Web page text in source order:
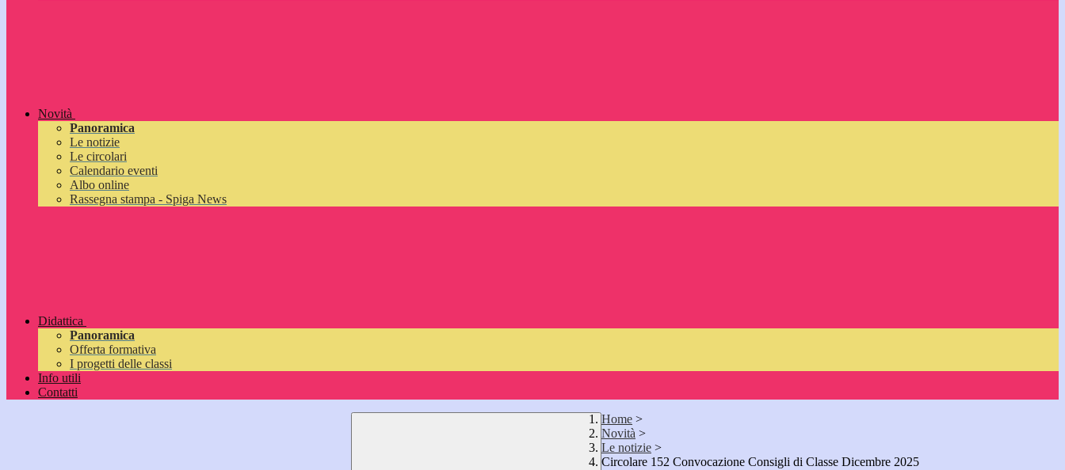
Novità
Panoramica
Le notizie
Le circolari
Calendario eventi
Albo online
Rassegna stampa - Spiga News
Didattica
Panoramica
Offerta formativa
I progetti delle classi
Info utili
Contatti
Home >
Novità >
Le notizie >
Circolare 152 Convocazione Consigli di Classe Dicembre 2025